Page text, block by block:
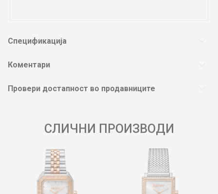
Спецификација
Коментари
Провери достапност во продавниците
СЛИЧНИ ПРОИЗВОДИ